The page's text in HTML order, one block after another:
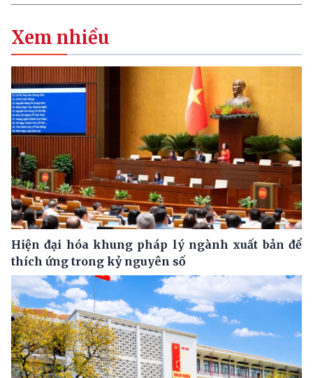
Xem nhiều
Hiện đại hóa khung pháp lý ngành xuất bản để
thích ứng trong kỷ nguyên số